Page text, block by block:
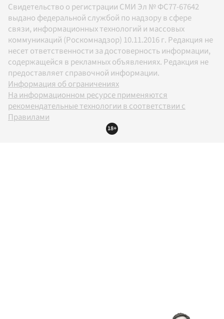
Свидетельство о регистрации СМИ Эл № ФС77-67642
выдано федеральной службой по надзору в сфере
связи, информационных технологий и массовых
коммуникаций (Роскомнадзор) 10.11.2016 г. Редакция не
несет ответственности за достоверность информации,
содержащейся в рекламных объявлениях. Редакция не
предоставляет справочной информации.
Информация об ограничениях
На информационном ресурсе применяются
рекомендательные технологии в соответствии с
Правилами
18+